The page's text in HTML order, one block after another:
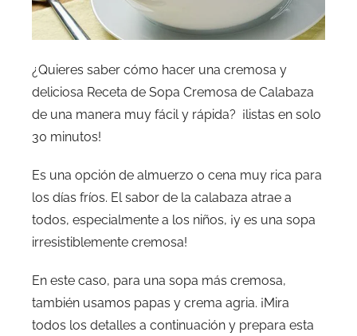
¿Quieres saber cómo hacer una cremosa y
deliciosa Receta de Sopa Cremosa de Calabaza
de una manera muy fácil y rápida? ¡listas en solo
30 minutos!
Es una opción de almuerzo o cena muy rica para
los días fríos. El sabor de la calabaza atrae a
todos, especialmente a los niños, ¡y es una sopa
irresistiblemente cremosa!
En este caso, para una sopa más cremosa,
también usamos papas y crema agria. ¡Mira
todos los detalles a continuación y prepara esta